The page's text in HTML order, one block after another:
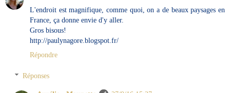
L'endroit est magnifique, comme quoi, on a de beaux paysages en
France, ça donne envie d'y aller.
Gros bisous!
http://paulynagore.blogspot.fr/
Répondre
Réponses